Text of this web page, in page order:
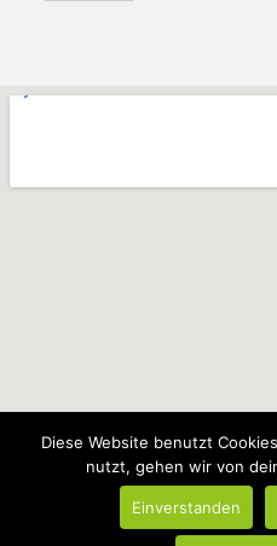
Copyright © 2019 Weingut
Diese Website benutzt
nutzt, gehen wir von
Einverstanden